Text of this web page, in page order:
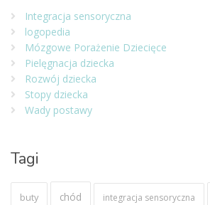
Integracja sensoryczna
logopedia
Mózgowe Porażenie Dziecięce
Pielęgnacja dziecka
Rozwój dziecka
Stopy dziecka
Wady postawy
Tagi
buty chód integracja sensoryczna